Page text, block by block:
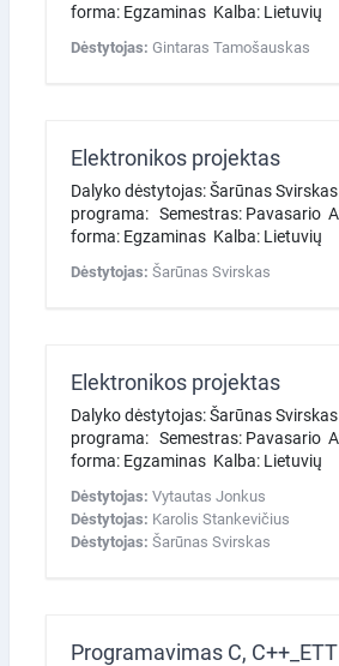
forma: Egzaminas Kalba: Lietuvių
Dėstytojas: Gintaras Tamošauskas
Elektronikos projektas
Dalyko dėstytojas: Šarūnas
programa: Semestras: Pavasario
forma: Egzaminas Kalba: Lietuvių
Dėstytojas: Šarūnas Svirskas
Elektronikos projektas
Dalyko dėstytojas: Šarūnas
programa: Semestras: Pavasario
forma: Egzaminas Kalba: Lietuvių
Dėstytojas: Vytautas Jonkus
Dėstytojas: Karolis Stankevičius
Dėstytojas: Šarūnas Svirskas
Programavimas C, C++_ETT